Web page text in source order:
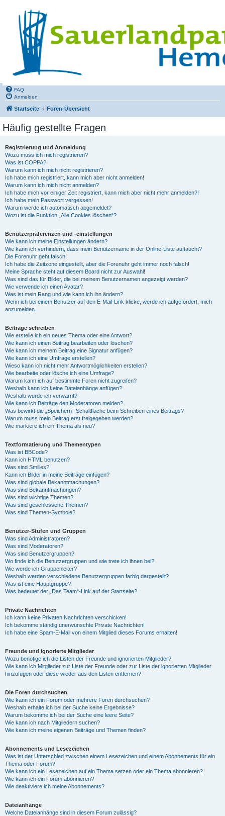
FAQ
Anmelden
Startseite Foren-Übersicht
Häufig gestellte Fragen
Registrierung und Anmeldung
Wozu muss ich mich registrieren?
Was ist COPPA?
Warum kann ich mich nicht registrieren?
Ich habe mich registriert, kann mich aber nicht anmelden!
Warum kann ich mich nicht anmelden?
Ich habe mich vor einiger Zeit registriert, kann mich aber nicht mehr anmelden?!
Ich habe mein Passwort vergessen!
Warum werde ich automatisch abgemeldet?
Wozu ist die Funktion „Alle Cookies löschen“?
Benutzerpräferenzen und -einstellungen
Wie kann ich meine Einstellungen ändern?
Wie kann ich verhindern, dass mein Benutzername in der Online-Liste auftaucht?
Die Forenuhr geht falsch!
Ich habe die Zeitzone eingestellt, aber die Forenuhr geht immer noch falsch!
Meine Sprache steht auf diesem Board nicht zur Auswahl!
Was sind das für Bilder, die bei meinem Benutzernamen angezeigt werden?
Wie verwende ich einen Avatar?
Was ist mein Rang und wie kann ich ihn ändern?
Wenn ich bei einem Benutzer auf den E-Mail-Link klicke, werde ich aufgefordert, mich
anzumelden.
Beiträge schreiben
Wie erstelle ich ein neues Thema oder eine Antwort?
Wie kann ich einen Beitrag bearbeiten oder löschen?
Wie kann ich meinem Beitrag eine Signatur anfügen?
Wie kann ich eine Umfrage erstellen?
Wieso kann ich nicht mehr Antwortmöglichkeiten erstellen?
Wie bearbeite oder lösche ich eine Umfrage?
Warum kann ich auf bestimmte Foren nicht zugreifen?
Weshalb kann ich keine Dateianhänge anfügen?
Weshalb wurde ich verwarnt?
Wie kann ich Beiträge den Moderatoren melden?
Was bewirkt die „Speichern“-Schaltfläche beim Schreiben eines Beitrags?
Warum muss mein Beitrag erst freigegeben werden?
Wie markiere ich ein Thema als neu?
Textformatierung und Thementypen
Was ist BBCode?
Kann ich HTML benutzen?
Was sind Smilies?
Kann ich Bilder in meine Beiträge einfügen?
Was sind globale Bekanntmachungen?
Was sind Bekanntmachungen?
Was sind wichtige Themen?
Was sind geschlossene Themen?
Was sind Themen-Symbole?
Benutzer-Stufen und Gruppen
Was sind Administratoren?
Was sind Moderatoren?
Was sind Benutzergruppen?
Wo finde ich die Benutzergruppen und wie trete ich ihnen bei?
Wie werde ich Gruppenleiter?
Weshalb werden verschiedene Benutzergruppen farbig dargestellt?
Was ist eine Hauptgruppe?
Was bedeutet der „Das Team“-Link auf der Startseite?
Private Nachrichten
Ich kann keine Privaten Nachrichten verschicken!
Ich bekomme ständig unerwünschte Private Nachrichten!
Ich habe eine Spam-E-Mail von einem Mitglied dieses Forums erhalten!
Freunde und ignorierte Mitglieder
Wozu benötige ich die Listen der Freunde und ignorierten Mitglieder?
Wie kann ich Mitglieder zur Liste der Freunde oder zur Liste der ignorierten Mitglieder
hinzufügen oder diese wieder aus den Listen entfernen?
Die Foren durchsuchen
Wie kann ich ein Forum oder mehrere Foren durchsuchen?
Weshalb erhalte ich bei der Suche keine Ergebnisse?
Warum bekomme ich bei der Suche eine leere Seite?
Wie kann ich nach Mitgliedern suchen?
Wie kann ich meine eigenen Beiträge und Themen finden?
Abonnements und Lesezeichen
Was ist der Unterschied zwischen einem Lesezeichen und einem Abonnements für ein
Thema oder Forum?
Wie kann ich ein Lesezeichen auf ein Thema setzen oder ein Thema abonnieren?
Wie kann ich ein Forum abonnieren?
Wie deaktiviere ich meine Abonnements?
Dateianhänge
Welche Dateianhänge sind in diesem Forum zulässig?